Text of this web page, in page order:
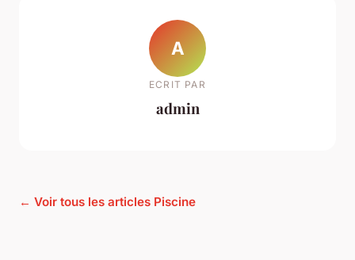
A
ECRIT PAR
admin
← Voir tous les articles Piscine